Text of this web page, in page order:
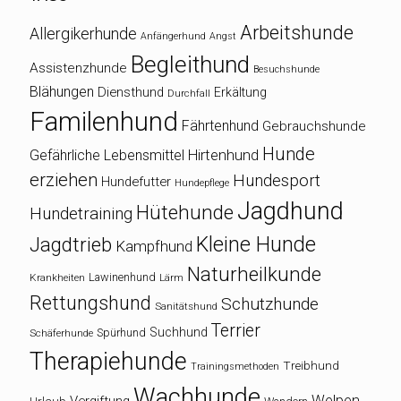
Allergikerhunde Anfängerhund Angst Arbeitshunde
Assistenzhunde Begleithund Besuchshunde
Blähungen Diensthund Durchfall Erkältung
Familenhund Fährtenhund Gebrauchshunde
Gefährliche Lebensmittel Hirtenhund Hunde
erziehen Hundefutter Hundepflege Hundesport
Hundetraining Hütehunde Jagdhund
Jagdtrieb Kampfhund Kleine Hunde
Krankheiten Lawinenhund Lärm Naturheilkunde
Rettungshund Sanitätshund Schutzhunde
Schäferhunde Spürhund Suchhund Terrier
Therapiehunde Trainingsmethoden Treibhund